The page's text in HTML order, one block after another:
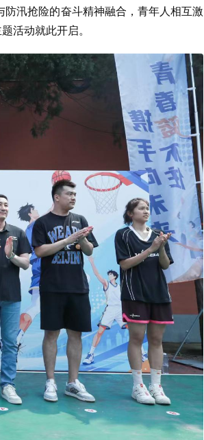
汛抢险的奋斗精神融合，青年人相互激
活动就此开启。